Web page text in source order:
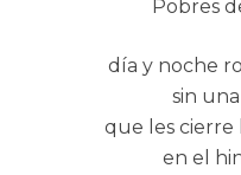
Pobres
día y noche
sin
que les cierre
en el